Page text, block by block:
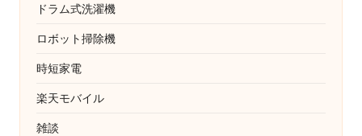
ドラム式洗濯機
ロボット掃除機
時短家電
楽天モバイル
雑談